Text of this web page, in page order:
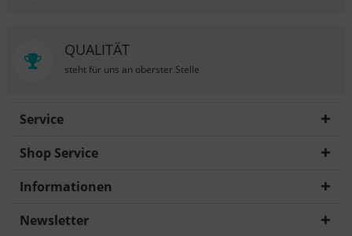
QUALITÄT
steht für uns an oberster Stelle
Service
Shop Service
Informationen
Newsletter